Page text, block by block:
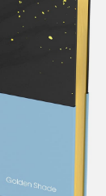
Бумажная
продукция